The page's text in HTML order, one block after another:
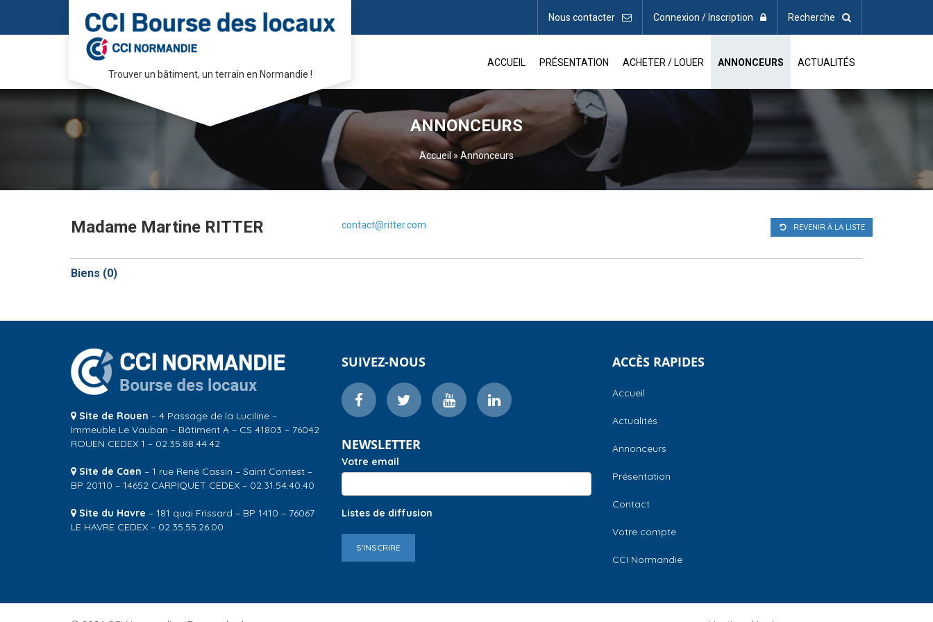
Nous contacter Connexion / Inscription Recherche
Trouver un bâtiment, un terrain en Normandie !
ACCUEIL PRÉSENTATION ACHETER / LOUER ANNONCEURS ACTUALITÉS
ANNONCEURS
Accueil » Annonceurs
REVENIR À LA LISTE
Madame Martine RITTER contact@ritter.com
Biens (0)
Site de Rouen – 4 Passage de la Luciline –
Immeuble Le Vauban – Bâtiment A – CS 41803 – 76042
ROUEN CEDEX 1 – 02.35.88.44.42
Site de Caen – 1 rue René Cassin – Saint Contest –
BP 20110 – 14652 CARPIQUET CEDEX – 02.31.54.40.40
Site du Havre – 181 quai Frissard – BP 1410 – 76067
LE HAVRE CEDEX – 02.35.55.26.00
SUIVEZ-NOUS
NEWSLETTER
Votre email
Listes de diffusion
S'INSCRIRE
ACCÈS RAPIDES
Accueil
Actualités
Annonceurs
Présentation
Contact
Votre compte
CCI Normandie